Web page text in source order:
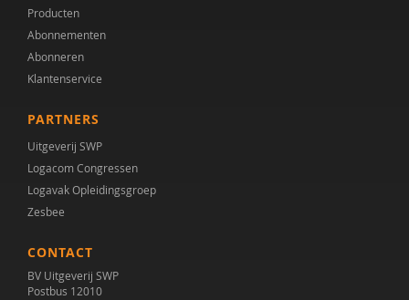
Producten
Abonnementen
Abonneren
Klantenservice
PARTNERS
Uitgeverij SWP
Logacom Congressen
Logavak Opleidingsgroep
Zesbee
CONTACT
BV Uitgeverij SWP
Postbus 12010